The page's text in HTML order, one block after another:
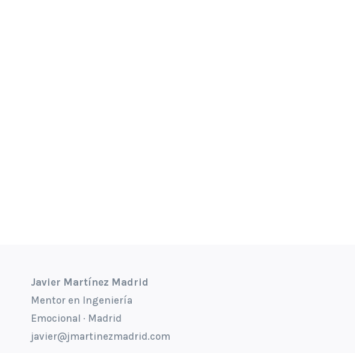
Javier Martínez Madrid
Mentor en Ingeniería
Emocional · Madrid
javier@jmartinezmadrid.com